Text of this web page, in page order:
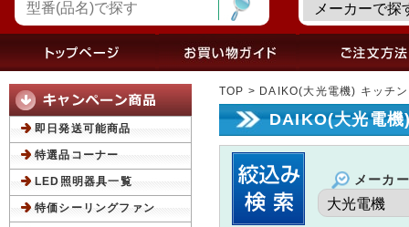
TOP > DAIKO(大光電機) キッチ
DAIKO(大光電機
メーカー
即日発送可能商品
特選品コーナー
LED照明器具一覧
特価シーリングファン